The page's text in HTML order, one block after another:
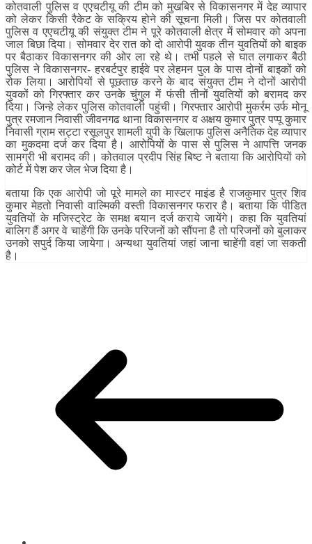
कोतवाली पुलिस व एएचटीयू की टीम को मुखबिर से विकासनगर में देह व्यापार
को लेकर किसी रैकेट के सक्रिय होने की सूचना मिली। जिस पर कोतवाली
पुलिस व एएचटीयू की संयुक्त टीम ने पूरे कोतवाली क्षेत्र में सोमवार को अपना
जाल बिछा दिया। सोमवार देर रात को दो आरोपी युवक तीन युवतियों को बाइक
पर बैठाकर विकासनगर की ओर ला रहे थे। तभी पहले से घात लगाकर बैठी
पुलिस ने विकासनगर- हरबर्टपुर हाईवे पर लेहमन पुल के पास दोनों बाइकों को
रोक लिया। आरोपियों से पूछताछ करने के बाद संयुक्त टीम ने दोनों आरोपी
युवकों को गिरफ्तार कर उनके चुंगुल में फंसी तीनों युवतियों को बरामद कर
दिया। जिन्हे लेकर पुलिस कोतवाली पहुंची। गिरफ्तार आरोपी मुकर्रम उर्फ मोनू
पुत्र रमजान निवासी जीवनगढ थाना विकासनगर व अक्षय कुमार पुत्र पप्पू कुमार
निवासी ग्राम सट्टा रसूलपुर शामली युपी के खिलाफ पुलिस अनैतिक देह व्यापार
का मुकदमा दर्ज कर दिया है। आरोपियों के पास से पुलिस ने आपत्ति जनक
सामग्री भी बरामद की। कोतवाल प्रदीप सिंह बिष्ट ने बताया कि आरोपियों को
कोर्ट में पेश कर जेल भेज दिया है।
बताया कि एक आरोपी जो पूरे मामले का मास्टर माइंड है राजकुमार पुत्र शिव
कुमार मेहतो निवासी वाल्मिकी वस्ती विकासनगर फरार है। बताया कि पीडित
युवतियों के मजिस्ट्रेट के समक्ष बयान दर्ज कराये जायेंगे। कहा कि युवतियां
बालिग हैं अगर वे चाहेंगी कि उनके परिजनों को सौंपना है तो परिजनों को बुलाकर
उनको सपुर्द किया जायेगा। अन्यथा युवतियां जहां जाना चाहेंगी वहां जा सकती
है।